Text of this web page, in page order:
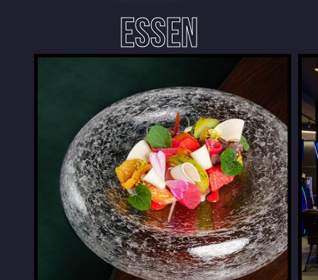
ESSEN